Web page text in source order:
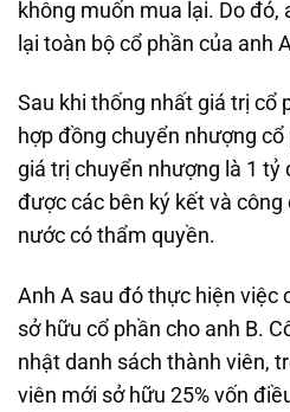
không muốn mua lại. Do đó,
lại toàn bộ cổ phần của anh
Sau khi thống nhất giá trị cổ
hợp đồng chuyển nhượng
giá trị chuyển nhượng là 1 tỷ
được các bên ký kết và
nước có thẩm quyền.
Anh A sau đó thực hiện việc
sở hữu cổ phần cho anh B.
nhật danh sách thành viên,
viên mới sở hữu 25% vốn